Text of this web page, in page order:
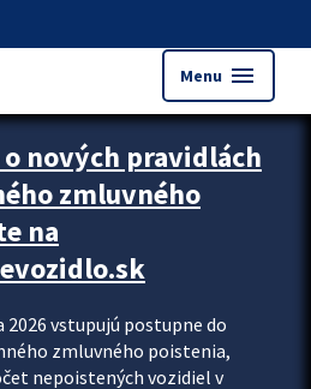
Menu menu
o nových pravidlách
zmluvného
na
2026 vstupujú postupne do
zmluvného poistenia,
nepoistených vozidiel v